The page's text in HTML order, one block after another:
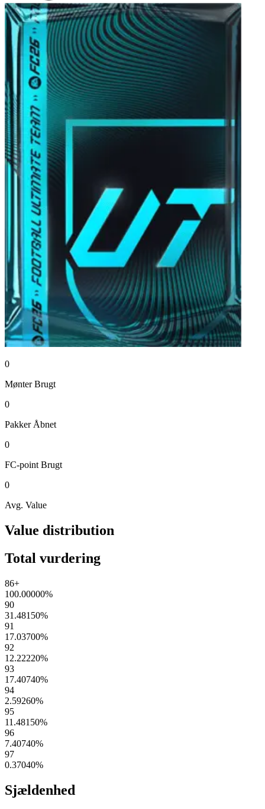
0
Mønter Brugt
0
Pakker Åbnet
0
FC-point Brugt
0
Avg. Value
Value distribution
Total vurdering
86+
100.00000%
90
31.48150%
91
17.03700%
92
12.22220%
93
17.40740%
94
2.59260%
95
11.48150%
96
7.40740%
97
0.37040%
Sjældenhed